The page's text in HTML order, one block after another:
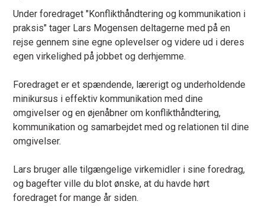
Under foredraget "Konflikthåndtering og kommunikation i
praksis" tager Lars Mogensen deltagerne med på en
rejse gennem sine egne oplevelser og videre ud i deres
egen virkelighed på jobbet og derhjemme.
Foredraget er et spændende, lærerigt og underholdende
minikursus i effektiv kommunikation med dine
omgivelser og en øjenåbner om konflikthåndtering,
kommunikation og samarbejdet med og relationen til dine
omgivelser.
Lars bruger alle tilgængelige virkemidler i sine foredrag,
og bagefter ville du blot ønske, at du havde hørt
foredraget for mange år siden.